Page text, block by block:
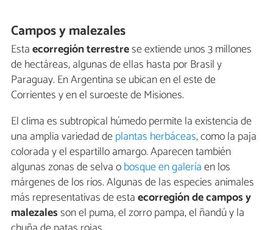
Campos y malezales
Estaecorregión terrestrese extiende unos 3 millones
de hectáreas, algunas de ellas hasta por Brasil y
Paraguay. En Argentina se ubican en el este de
Corrientes y en el suroeste de Misiones.
El clima es subtropical húmedo permite la existencia de
una amplia variedad deplantas herbáceas, como la paja
colorada y el espartillo amargo. Aparecen también
algunas zonas de selva obosque en galeríaen los
márgenes de los ríos. Algunas de las especies animales
más representativas de estaecorregión de campos y
malezalesson el puma, el zorro pampa, el ñandú y la